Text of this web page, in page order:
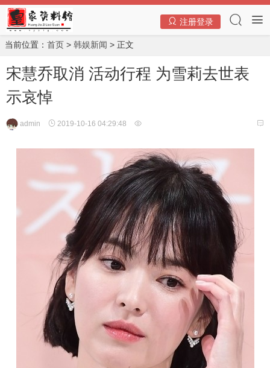
注册登录
当前位置： 首页 > 韩娱新闻 > 正文
宋慧乔取消 活动行程 为雪莉去世表
示哀悼
admin 2019-10-16 04:29:48